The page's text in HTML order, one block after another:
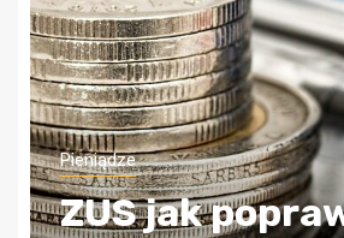
Pieniądze
ZUS jak